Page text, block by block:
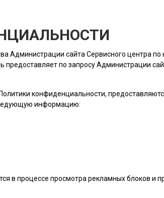
Администрации сайта Сервисного центра
предоставляет по запросу Администрации
конфиденциальности,
информацию:
в процессе просмотра рекламных блоков и